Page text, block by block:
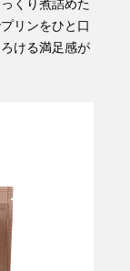
くり煮詰めた
リンをひと口
ける満足感が